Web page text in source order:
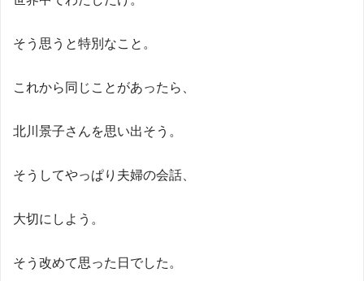
そう思うと特別なこと。
これから同じことがあったら、
北川景子さんを思い出そう。
そうしてやっぱり夫婦の会話、
大切にしよう。
そう改めて思った日でした。